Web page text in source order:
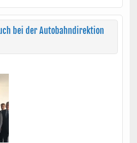
bei der Autobahndirektion